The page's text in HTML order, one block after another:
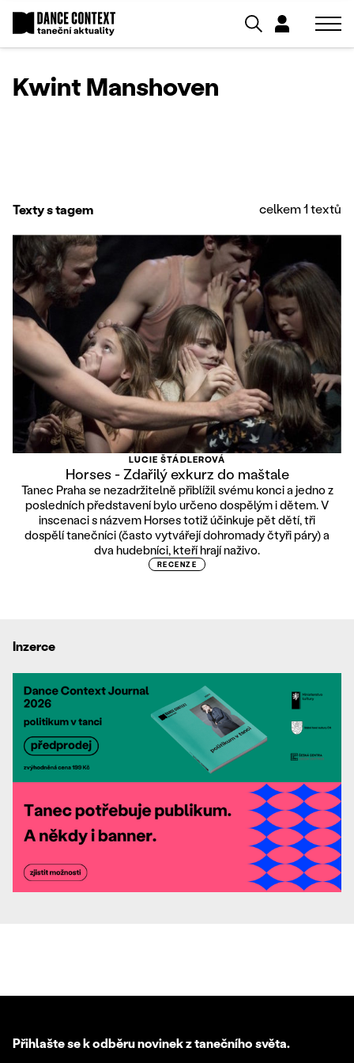
Kwint Manshoven
Texty s tagem celkem 1 textů
LUCIE ŠTÁDLEROVÁ
Horses - Zdařilý exkurz do maštale
Tanec Praha se nezadržitelně přiblížil svému konci a jedno z
posledních představení bylo určeno dospělým i dětem. V
inscenaci s názvem Horses totiž účinkuje pět dětí, tři
dospělí tanečníci (často vytvářejí dohromady čtyři páry) a
dva hudebníci, kteří hrají naživo.
RECENZE
Inzerce
Přihlašte se k odběru novinek z tanečního světa.